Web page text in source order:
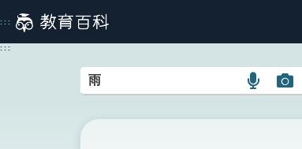
到
主
:::
:::
語
搜
圖
搜